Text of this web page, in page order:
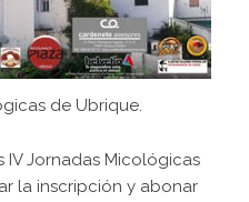
de Ubrique.
IV Jornadas Micológicas
la inscripción y abonar